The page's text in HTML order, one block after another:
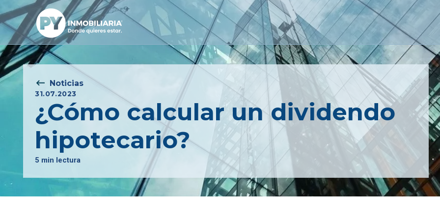
Noticias
31.07.2023
¿Cómo calcular un dividendo
hipotecario?
5 min lectura